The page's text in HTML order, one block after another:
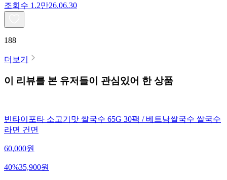
조회수 1.2만26.06.30
188
더보기
이 리뷰를 본 유저들이 관심있어 한 상품
빈타이포타 소고기맛 쌀국수 65G 30팩 / 베트남쌀국수 쌀국수
라면 건면
60,000원
40%35,900원